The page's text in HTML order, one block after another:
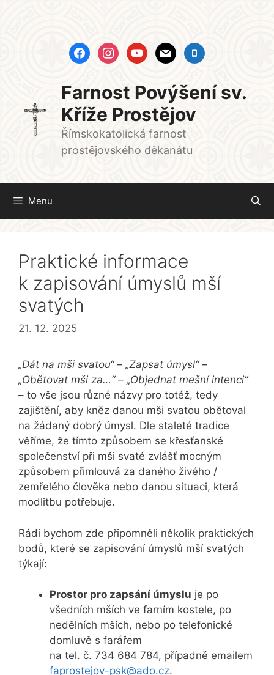
facebookinstagramyoutubemail mobile
Farnost Povýšení sv.
Kříže Prostějov
Římskokatolická farnost
prostějovského děkanátu
Menu
Praktické informace
k zapisování úmyslů mší
svatých
21. 12. 2025
„Dát na mši svatou“ – „Zapsat úmysl“ –
„Obětovat mši za…“ – „Objednat mešní intenci“
– to vše jsou různé názvy pro totéž, tedy
zajištění, aby kněz danou mši svatou obětoval
na žádaný dobrý úmysl. Dle staleté tradice
věříme, že tímto způsobem se křesťanské
společenství při mši svaté zvlášť mocným
způsobem přimlouvá za daného živého /
zemřelého člověka nebo danou situaci, která
modlitbu potřebuje.
Rádi bychom zde připomněli několik praktických
bodů, které se zapisování úmyslů mší svatých
týkají:
Prostor pro zapsání úmyslu je po
všedních mších ve farním kostele, po
nedělních mších, nebo po telefonické
domluvě s farářem
na tel. č. 734 684 784, případně emailem
faprostejov-psk@ado.cz.